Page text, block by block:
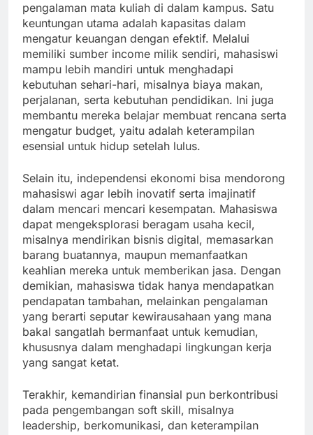
pengalaman mata kuliah di dalam kampus. Satu
keuntungan utama adalah kapasitas dalam
mengatur keuangan dengan efektif. Melalui
memiliki sumber income milik sendiri, mahasiswi
mampu lebih mandiri untuk menghadapi
kebutuhan sehari-hari, misalnya biaya makan,
perjalanan, serta kebutuhan pendidikan. Ini juga
membantu mereka belajar membuat rencana serta
mengatur budget, yaitu adalah keterampilan
esensial untuk hidup setelah lulus.
Selain itu, independensi ekonomi bisa mendorong
mahasiswi agar lebih inovatif serta imajinatif
dalam mencari mencari kesempatan. Mahasiswa
dapat mengeksplorasi beragam usaha kecil,
misalnya mendirikan bisnis digital, memasarkan
barang buatannya, maupun memanfaatkan
keahlian mereka untuk memberikan jasa. Dengan
demikian, mahasiswa tidak hanya mendapatkan
pendapatan tambahan, melainkan pengalaman
yang berarti seputar kewirausahaan yang mana
bakal sangatlah bermanfaat untuk kemudian,
khususnya dalam menghadapi lingkungan kerja
yang sangat ketat.
Terakhir, kemandirian finansial pun berkontribusi
pada pengembangan soft skill, misalnya
leadership, berkomunikasi, dan keterampilan